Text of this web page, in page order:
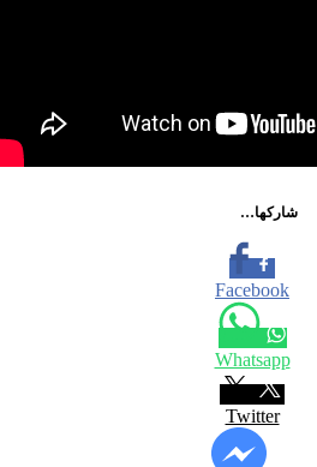
شاركها…
Facebook
Whatsapp
Twitter